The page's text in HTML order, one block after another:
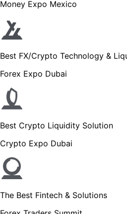
Money Expo Mexico
Best FX/Crypto Technology &
Forex Expo Dubai
Best Crypto Liquidity Solution
Crypto Expo Dubai
The Best Fintech & Solutions